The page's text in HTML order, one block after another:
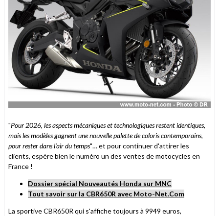
"Pour 2026, les aspects mécaniques et technologiques restent identiques,
mais les modèles gagnent une nouvelle palette de coloris contemporains,
pour rester dans l’air du temps"… et pour continuer d'attirer les
clients, espère bien le numéro un des ventes de motocycles en
France !
Dossier spécial Nouveautés Honda sur MNC
Tout savoir sur la CBR650R avec Moto-Net.Com
La sportive CBR650R qui s'affiche toujours à 9949 euros,